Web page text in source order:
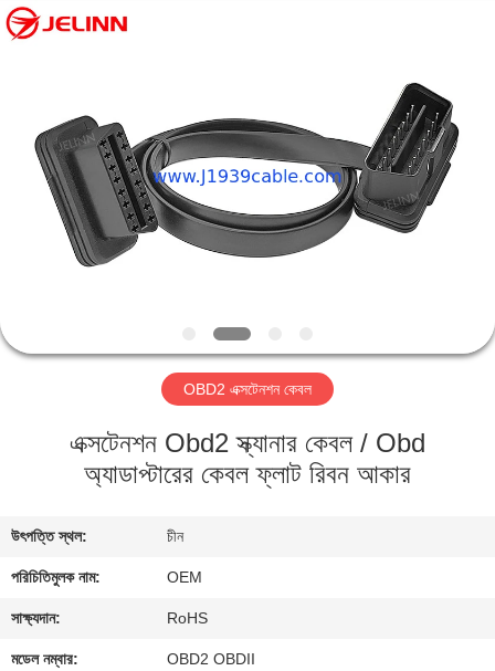
আমাদের
কারখানা
যোগাযোগ
করুন
সরবরাহকারী.
Copyright
Reserved.
Developed
OBD2 এক্সটেনশন কেবল
এক্সটেনশন Obd2 স্ক্যানার কেবল / Obd
অ্যাডাপ্টারের কেবল ফ্লাট রিবন আকার
উৎপত্তি স্থল: চীন
পরিচিতিমুলক নাম: OEM
সাক্ষ্যদান: RoHS
মডেল নম্বার: OBD2 OBDII